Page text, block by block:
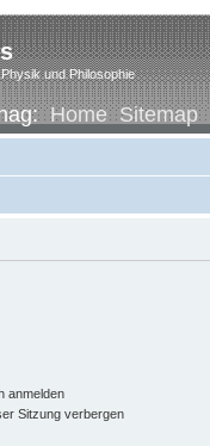
und Philosophie
Home Sitemap
anmelden
Sitzung verbergen